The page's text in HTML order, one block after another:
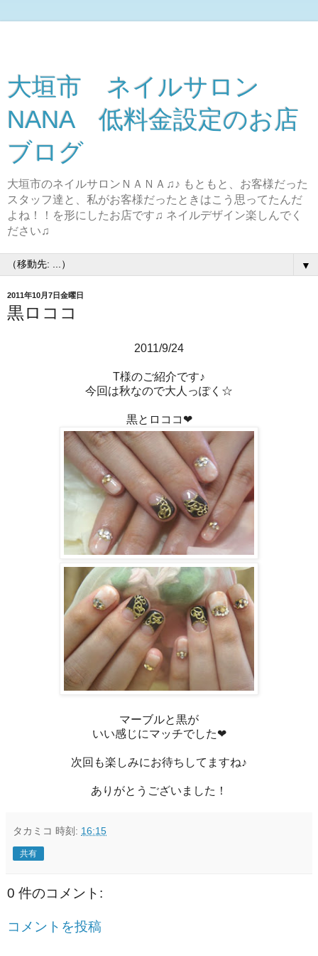
大垣市 ネイルサロン
NANA 低料金設定のお店
ブログ
大垣市のネイルサロンＮＡＮＡ♫♪ もともと、お客様だった
スタッフ達と、私がお客様だったときはこう思ってたんだ
よね！！を形にしたお店です♫ ネイルデザイン楽しんでく
ださい♫
▼
2011年10月7日金曜日
黒ロココ
2011/9/24
T様のご紹介です♪
今回は秋なので大人っぽく☆
黒とロココ❤
マーブルと黒が
いい感じにマッチでした❤
次回も楽しみにお待ちしてますね♪
ありがとうございました！
タカミコ 時刻: 16:15
共有
0 件のコメント:
コメントを投稿